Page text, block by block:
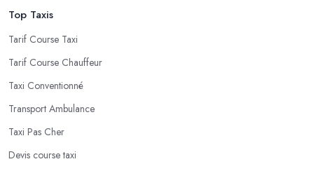
Top Taxis
Tarif Course Taxi
Tarif Course Chauffeur
Taxi Conventionné
Transport Ambulance
Taxi Pas Cher
Devis course taxi